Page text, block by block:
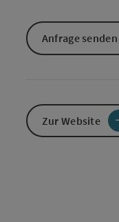
Anfrage senden
Zur Website